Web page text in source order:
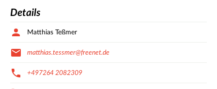
Details
Matthias Teßmer
matthias.tessmer@freenet.de
+497264 2082309